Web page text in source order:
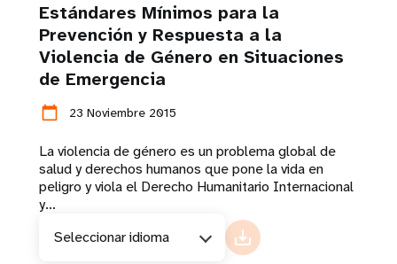
Estándares Mínimos para la
Prevención y Respuesta a la
Violencia de Género en Situaciones
de Emergencia
calendar_today 23 Noviembre 2015
La violencia de género es un problema global de
salud y derechos humanos que pone la vida en
peligro y viola el Derecho Humanitario Internacional
y...
Seleccionar idioma